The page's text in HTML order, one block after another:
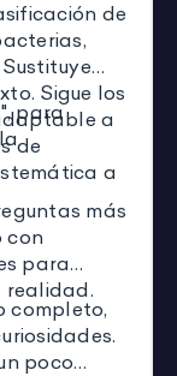
de
Sigue los
a
de
a
para
más
con
para
realidad.
completo,
poco